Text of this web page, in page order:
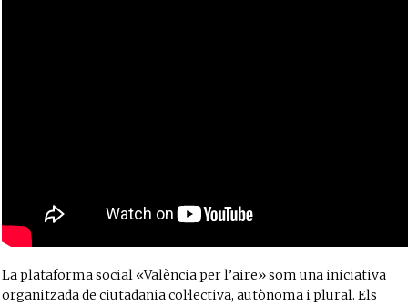
La plataforma social «València per l’aire» som una iniciativa
organitzada de ciutadania col·lectiva, autònoma i plural. Els